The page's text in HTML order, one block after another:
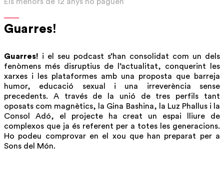
Els menors de 12 anys no paguen
Guarres!
Guarres! i el seu podcast s’han consolidat com un dels
fenòmens més disruptius de l’actualitat, conquerint les
xarxes i les plataformes amb una proposta que barreja
humor, educació sexual i una irreverència sense
precedents. A través de la unió de tres perfils tant
oposats com magnètics, la Gina Bashina, la Luz Phallus i la
Consol Adó, el projecte ha creat un espai lliure de
complexos que ja és referent per a totes les generacions.
Ho podeu comprovar en el xou que han preparat per a
Sons del Món.